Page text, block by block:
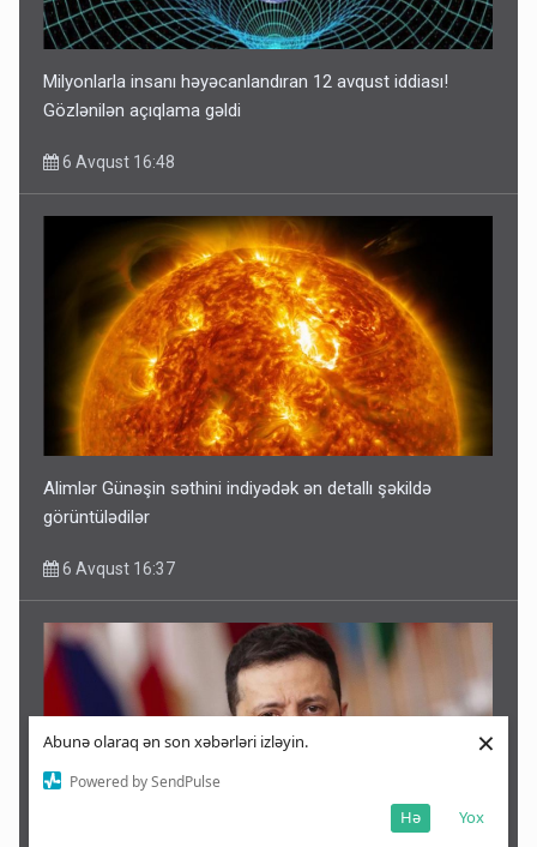
Abunə olaraq ən son xəbərləri izləyin.
Powered by SendPulse
Yox
Hə
×
Milyonlarla insanı həyəcanlandıran 12 avqust iddiası!
Gözlənilən açıqlama gəldi
6 Avqust 16:48
Alimlər Günəşin səthini indiyədək ən detallı şəkildə
görüntülədilər
6 Avqust 16:37